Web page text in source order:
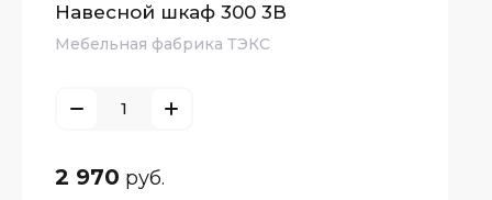
Навесной шкаф 300 3В
Мебельная фабрика ТЭКС
2 970 руб.